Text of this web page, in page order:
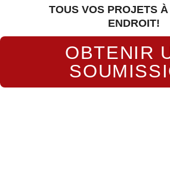
TOUS VOS PROJETS
ENDROIT!
OBTENIR